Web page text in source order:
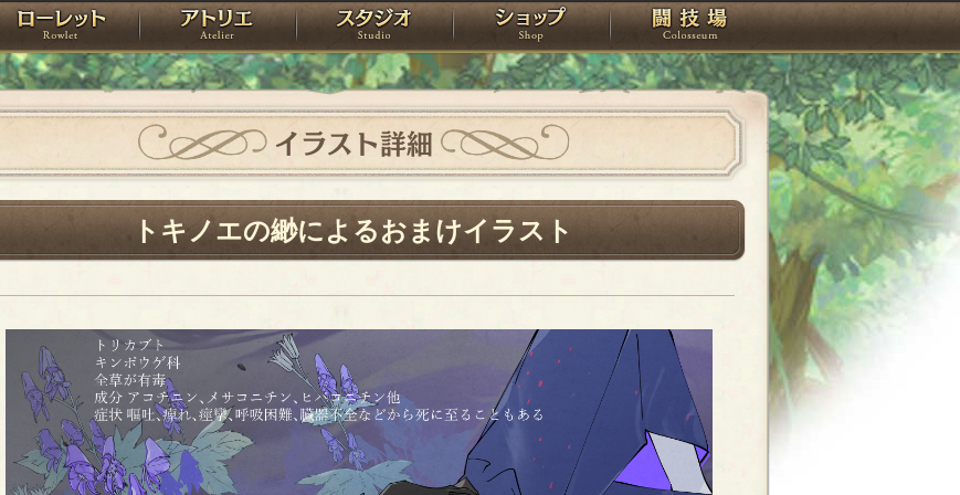
ローレット アトリエ スタジオ ショップ 闘技場
イラスト詳細
トキノエの緲によるおまけイラスト